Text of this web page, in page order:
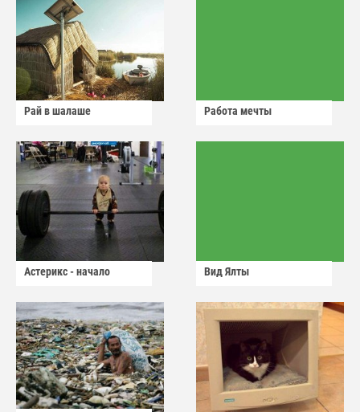
Рай в шалаше Работа мечты
Астерикс - начало Вид Ялты